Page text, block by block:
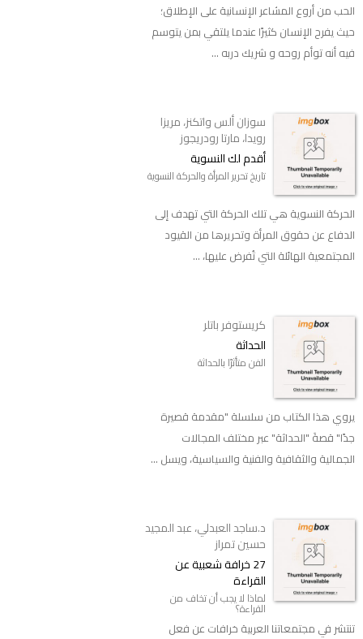
الحب من أروع المشاعر الإنسانية على الإطلاق؛
حيث يفرح الإنسان كثيرًا عندما يلتقي بمن يتوسم
فيه أنه توأم روحه و شريك دربه ...
سوزان ألس واتكنز، مريزا
رويدا، مارتا رودريجوز
أقدم لك النسوية
تاريخ تحرير المرأة والحركة النسوية
الحركة النسوية هي تلك الحركة التي تهدف إلى
الدفاع عن حقوق المرأة وتحريرها من القيود
المجتمعية الهائلة التي تُفرض عليها، ...
كريستوفر باتلر
الحداثة
الفن متأثرًا بالحداثة
يروي هذا الكتاب من سلسلة "مقدمة قصيرة
جدًا" قصةَ "الحداثة" عبر مختلف المجالات
الجمالية والثقافية والفنية والسياسية، ويسل ...
د.ساجد العبدلي، عبد المجيد
حسين تمراز
27 خرافة شعبية عن
القراءة
لماذا لا يجب أن تخاف من
القراءة؟
تنتشر في مجتمعاتنا العربية خرافات عن فعل